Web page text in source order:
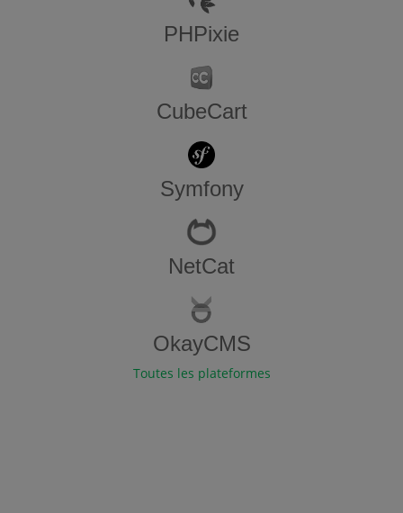
PHPixie
CubeCart
Symfony
NetCat
OkayCMS
Toutes les plateformes